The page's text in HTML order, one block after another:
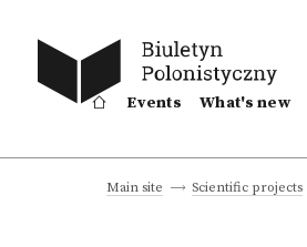
Events What's new
Main site Scientific projects